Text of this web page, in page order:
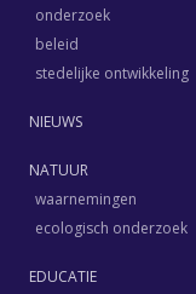
onderzoek
beleid
stedelijke ontwikkeling
NIEUWS
NATUUR
waarnemingen
ecologisch onderzoek
EDUCATIE